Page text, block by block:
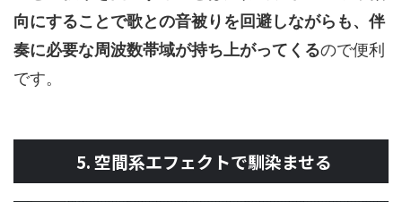
向にすることで歌との音被りを回避しながらも、伴
奏に必要な周波数帯域が持ち上がってくるので便利
です。
5. 空間系エフェクトで馴染ませる